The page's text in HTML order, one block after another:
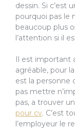
dessin. Si c’est
pourquoi pas le
beaucoup plus
l’attention si il
Il est important
agréable, pour
est la personne
pas mettre
pas, a trouver
pour cv. C’est
l’employeur le